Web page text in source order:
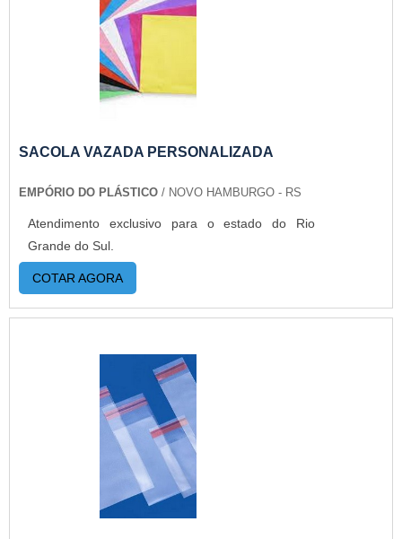
SACOLA VAZADA PERSONALIZADA
EMPÓRIO DO PLÁSTICO / NOVO HAMBURGO - RS
Atendimento exclusivo para o estado do Rio
Grande do Sul.
COTAR AGORA